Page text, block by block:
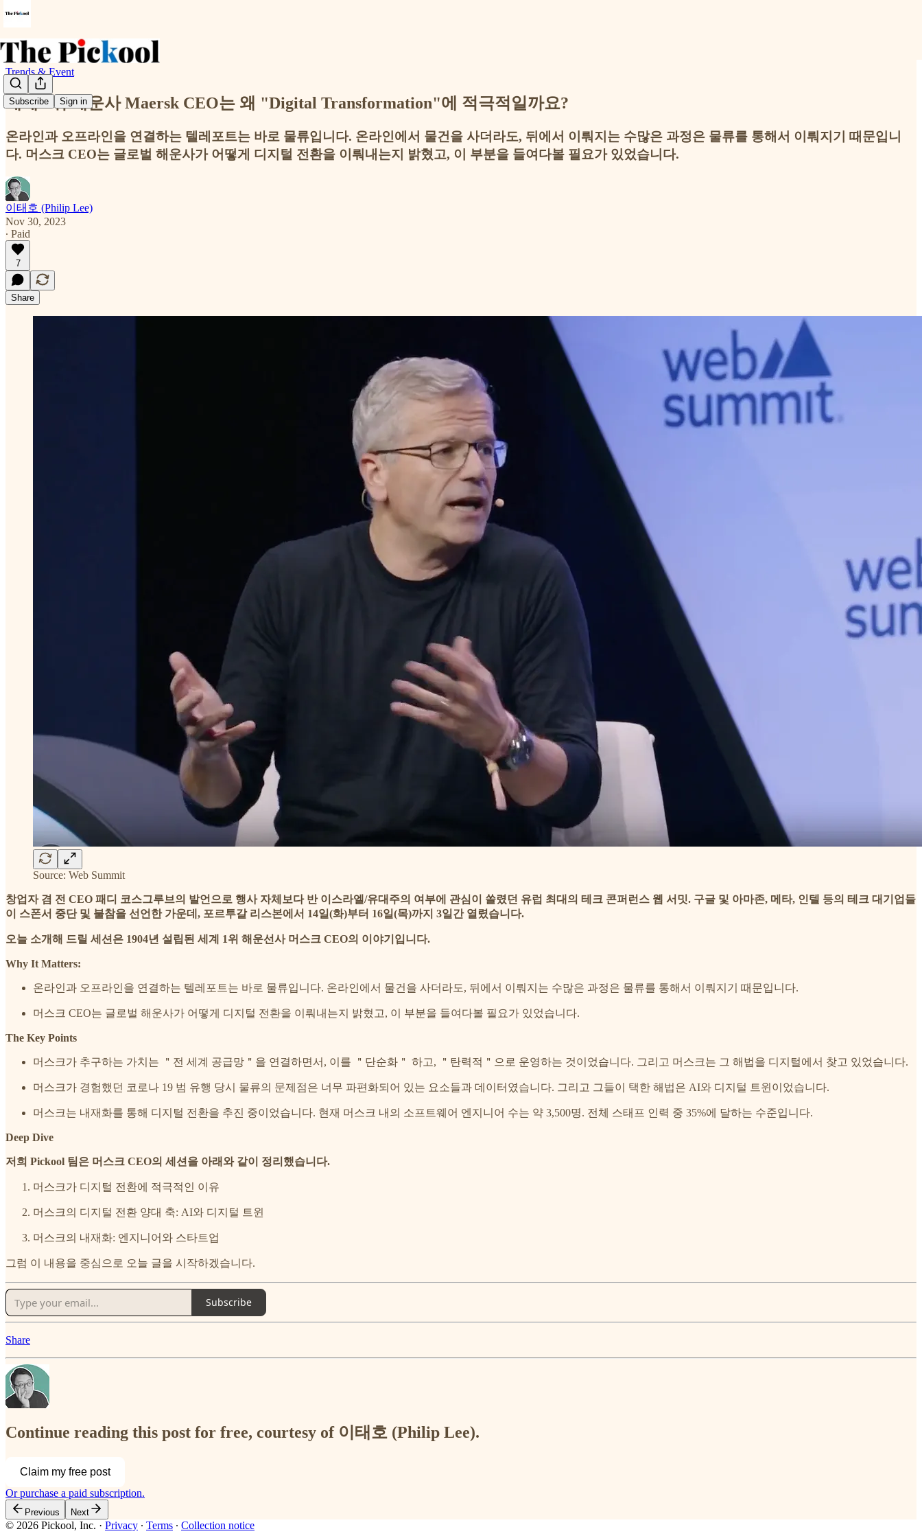
Subscribe Sign in
Trends & Event
세계 1위 해운사 Maersk CEO는 왜 "Digital Transformation"에 적극적일까요?
온라인과 오프라인을 연결하는 텔레포트는 바로 물류입니다. 온라인에서 물건을 사더라도, 뒤에서 이뤄지는 수많은 과정은 물류를 통해서 이뤄지기 때문입니
다. 머스크 CEO는 글로벌 해운사가 어떻게 디지털 전환을 이뤄내는지 밝혔고, 이 부분을 들여다볼 필요가 있었습니다.
이태호 (Philip Lee)
Nov 30, 2023
∙ Paid
7
Share
Source: Web Summit
창업자 겸 전 CEO 패디 코스그루브의 발언으로 행사 자체보다 반 이스라엘/유대주의 여부에 관심이 쏠렸던 유럽 최대의 테크 콘퍼런스 웹 서밋. 구글 및 아마존, 메타, 인텔 등의 테크 대기업들
이 스폰서 중단 및 불참을 선언한 가운데, 포르투갈 리스본에서 14일(화)부터 16일(목)까지 3일간 열렸습니다.
오늘 소개해 드릴 세션은 1904년 설립된 세계 1위 해운선사 머스크 CEO의 이야기입니다.
Why It Matters:
온라인과 오프라인을 연결하는 텔레포트는 바로 물류입니다. 온라인에서 물건을 사더라도, 뒤에서 이뤄지는 수많은 과정은 물류를 통해서 이뤄지기 때문입니다.
머스크 CEO는 글로벌 해운사가 어떻게 디지털 전환을 이뤄내는지 밝혔고, 이 부분을 들여다볼 필요가 있었습니다.
The Key Points
머스크가 추구하는 가치는 ＂전 세계 공급망＂을 연결하면서, 이를 ＂단순화＂ 하고, ＂탄력적＂으로 운영하는 것이었습니다. 그리고 머스크는 그 해법을 디지털에서 찾고 있었습니다.
머스크가 경험했던 코로나 19 범 유행 당시 물류의 문제점은 너무 파편화되어 있는 요소들과 데이터였습니다. 그리고 그들이 택한 해법은 AI와 디지털 트윈이었습니다.
머스크는 내재화를 통해 디지털 전환을 추진 중이었습니다. 현재 머스크 내의 소프트웨어 엔지니어 수는 약 3,500명. 전체 스태프 인력 중 35%에 달하는 수준입니다.
Deep Dive
저희 Pickool 팀은 머스크 CEO의 세션을 아래와 같이 정리했습니다.
머스크가 디지털 전환에 적극적인 이유
머스크의 디지털 전환 양대 축: AI와 디지털 트윈
머스크의 내재화: 엔지니어와 스타트업
그럼 이 내용을 중심으로 오늘 글을 시작하겠습니다.
Subscribe
Share
Continue reading this post for free, courtesy of 이태호 (Philip Lee).
Claim my free post
Or purchase a paid subscription.
Previous Next
© 2026 Pickool, Inc. · Privacy ∙ Terms ∙ Collection notice